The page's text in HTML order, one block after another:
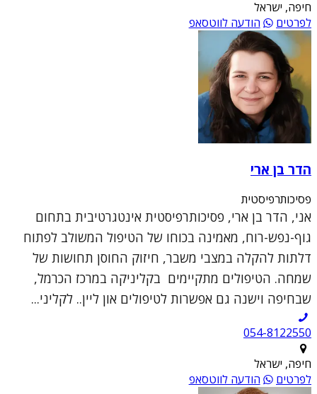
חיפה, ישראל
לפרטים
הודעה לווטסאפ
הדר בן ארי
פסיכותרפיסטית
אני, הדר בן ארי, פסיכותרפיסטית אינטגרטיבית בתחום
גוף-נפש-רוח, מאמינה בכוחו של הטיפול המשולב לפתוח
דלתות להקלה במצבי משבר, חיזוק החוסן תחושות של
שמחה. הטיפולים מתקיימים בקליניקה במרכז הכרמל,
שבחיפה וישנה גם אפשרות לטיפולים און ליין.. לקליני...
054-8122550
חיפה, ישראל
לפרטים
הודעה לווטסאפ